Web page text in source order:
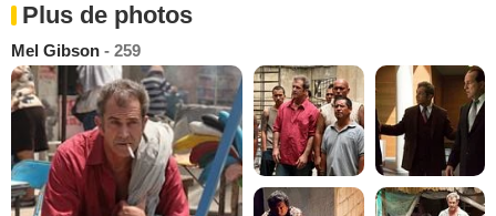
Plus de photos
Mel Gibson - 259